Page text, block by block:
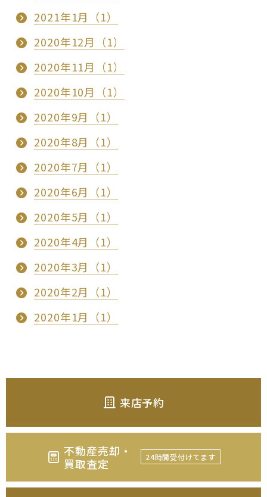
2021年1月（1）
2020年12月（1）
2020年11月（1）
2020年10月（1）
2020年9月（1）
2020年8月（1）
2020年7月（1）
2020年6月（1）
2020年5月（1）
2020年4月（1）
2020年3月（1）
2020年2月（1）
2020年1月（1）
来店予約
不動産売却・
買取査定
24時間受付けてます